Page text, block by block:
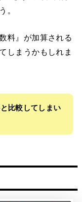
。
料』が加算される
しまうかもしれま
比較してしまい